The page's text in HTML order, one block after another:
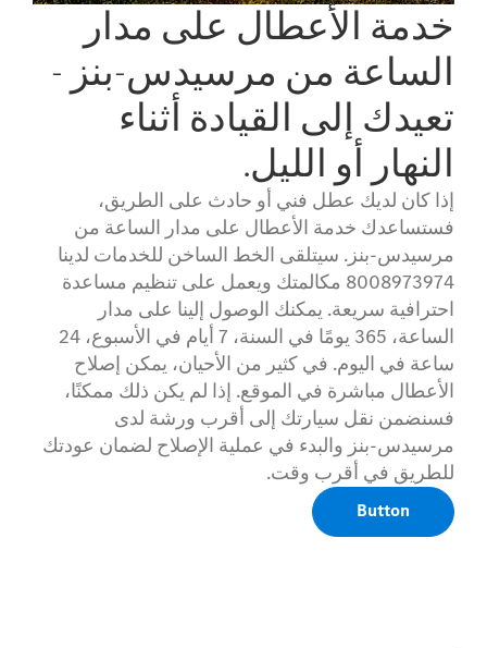
خدمة الأعطال على مدار
الساعة من مرسيدس-بنز -
تعيدك إلى القيادة أثناء
النهار أو الليل.
إذا كان لديك عطل فني أو حادث على الطريق،
فستساعدك خدمة الأعطال على مدار الساعة من
مرسيدس-بنز. سيتلقى الخط الساخن للخدمات لدينا
8008973974 مكالمتك ويعمل على تنظيم مساعدة
احترافية سريعة. يمكنك الوصول إلينا على مدار
الساعة، 365 يومًا في السنة، 7 أيام في الأسبوع، 24
ساعة في اليوم. في كثير من الأحيان، يمكن إصلاح
الأعطال مباشرة في الموقع. إذا لم يكن ذلك ممكنًا،
فسنضمن نقل سيارتك إلى أقرب ورشة لدى
مرسيدس-بنز والبدء في عملية الإصلاح لضمان عودتك
للطريق في أقرب وقت.
Button